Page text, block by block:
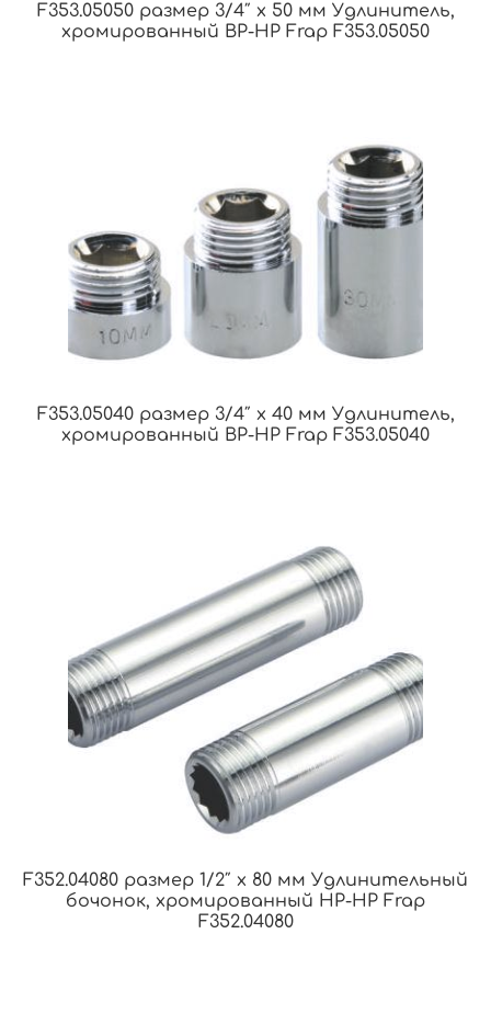
F353.05050 размер 3/4″ x 50 мм Удлинитель,
хромированный ВР-НР Frap F353.05050
F353.05040 размер 3/4″ x 40 мм Удлинитель,
хромированный ВР-НР Frap F353.05040
F352.04080 размер 1/2″ x 80 мм Удлинительный
бочонок, хромированный НР-НР Frap
F352.04080